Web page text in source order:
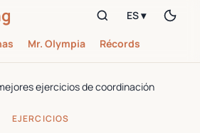
Mr. Olympia Récords
ES ▾
ejercicios de coordinación
EJERCICIOS